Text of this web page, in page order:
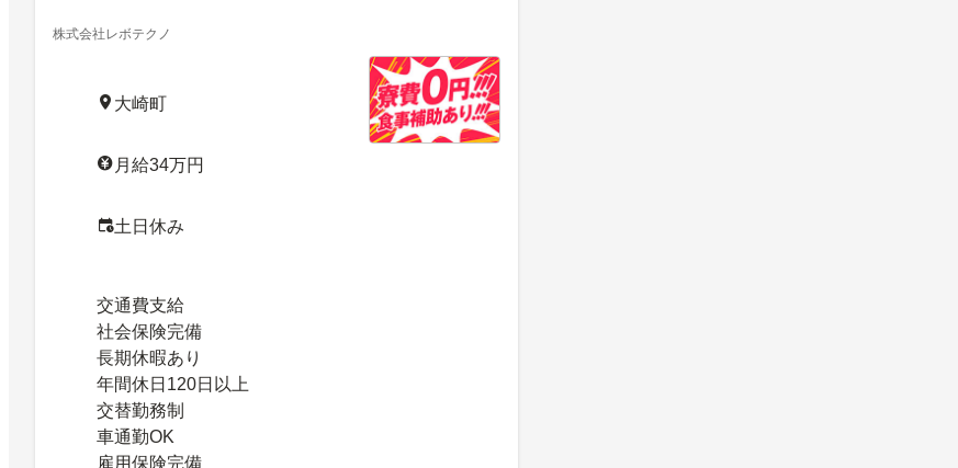
株式会社レボテクノ
大崎町
月給34万円
土日休み
交通費支給
社会保険完備
長期休暇あり
年間休日120日以上
交替勤務制
車通勤OK
雇用保険完備